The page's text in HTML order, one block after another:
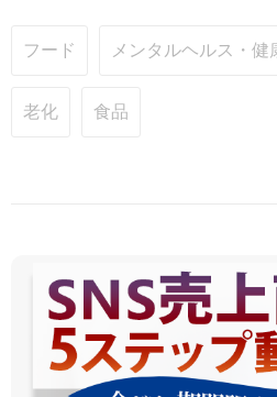
フード メンタルヘルス・健
老化 食品